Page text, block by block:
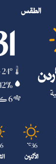
الطقس
31º - 24º
6 كيلومتر/ساعة
36
℃
الأثنين